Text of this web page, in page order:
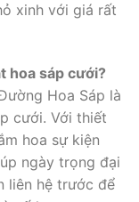
xinh với giá rất
hoa sáp cưới?
Hoa Sáp là
cưới. Với thiết
hoa sự kiện
ngày trọng đại
liên hệ trước để